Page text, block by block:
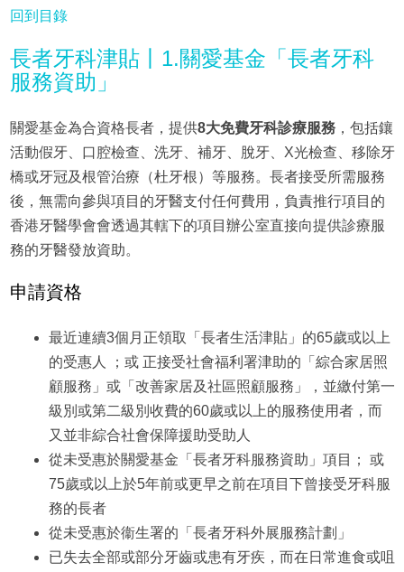
回到目錄
長者牙科津貼丨1.關愛基金「長者牙科
服務資助」
關愛基金為合資格長者，提供8大免費牙科診療服務，包括鑲
活動假牙、口腔檢查、洗牙、補牙、脫牙、X光檢查、移除牙
橋或牙冠及根管治療（杜牙根）等服務。長者接受所需服務
後，無需向參與項目的牙醫支付任何費用，負責推行項目的
香港牙醫學會會透過其轄下的項目辦公室直接向提供診療服
務的牙醫發放資助。
申請資格
最近連續3個月正領取「長者生活津貼」的65歲或以上
的受惠人 ；或 正接受社會福利署津助的「綜合家居照
顧服務」或「改善家居及社區照顧服務」，並繳付第一
級別或第二級別收費的60歲或以上的服務使用者，而
又並非綜合社會保障援助受助人
從未受惠於關愛基金「長者牙科服務資助」項目； 或
75歲或以上於5年前或更早之前在項目下曾接受牙科服
務的長者
從未受惠於衞生署的「長者牙科外展服務計劃」
已失去全部或部分牙齒或患有牙疾，而在日常進食或咀